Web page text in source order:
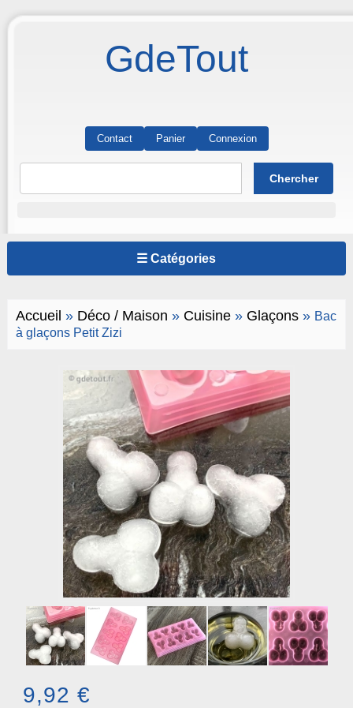
GdeTout
Contact Panier Connexion
☰ Catégories
Accueil » Déco / Maison » Cuisine» Glaçons» Bac
à glaçons Petit Zizi
9,92 €